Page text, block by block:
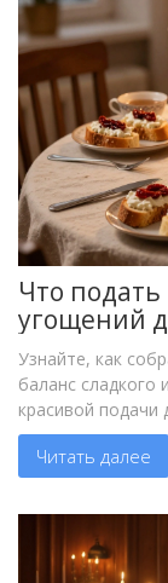
Что
угощений
Узнайте, как
баланс сладкого
красивой
Читать далее